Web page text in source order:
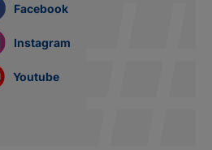
Facebook
Instagram
Youtube